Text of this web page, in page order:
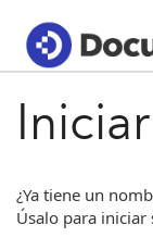
¿Ya tiene un
Úsalo para iniciar